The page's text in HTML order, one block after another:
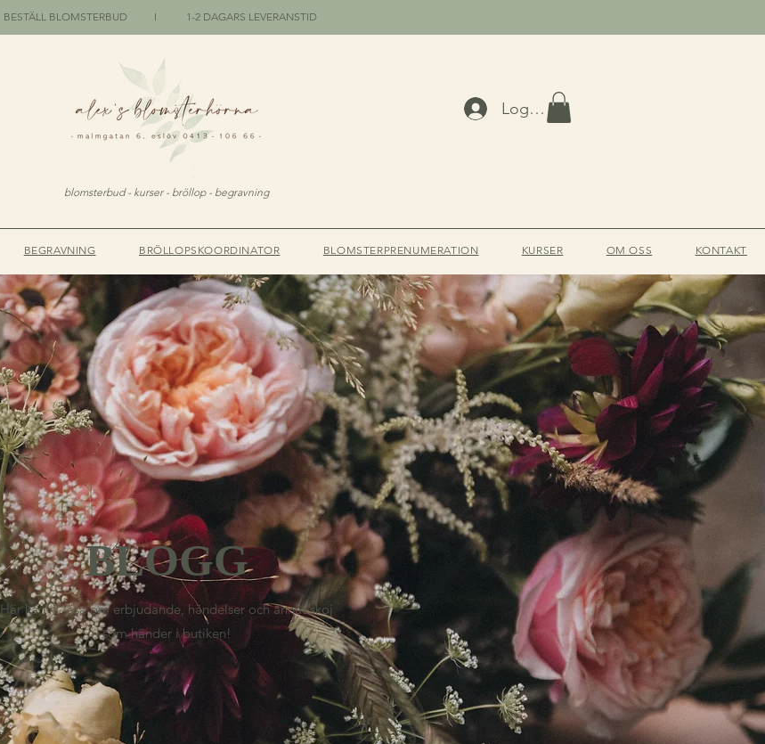
BESTÄLL BLOMSTERBUD I 1-2 DAGARS LEVERANSTID
Logga in
blomsterbud - kurser - bröllop - begravning
BEGRAVNING BRÖLLOPSKOORDINATOR BLOMSTERPRENUMERATION KURSER OM OSS KONTAKT
BLOGG
Här kan ni läsa om erbjudande, händelser och annat skoj
som händer i butiken!